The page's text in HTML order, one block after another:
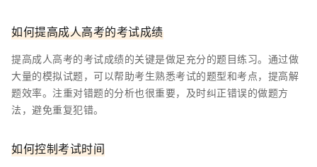
如何提高成人高考的考试成绩
提高成人高考的考试成绩的关键是做足充分的题目练习。通过做
大量的模拟试题，可以帮助考生熟悉考试的题型和考点，提高解
题效率。注重对错题的分析也很重要，及时纠正错误的做题方
法，避免重复犯错。
如何控制考试时间